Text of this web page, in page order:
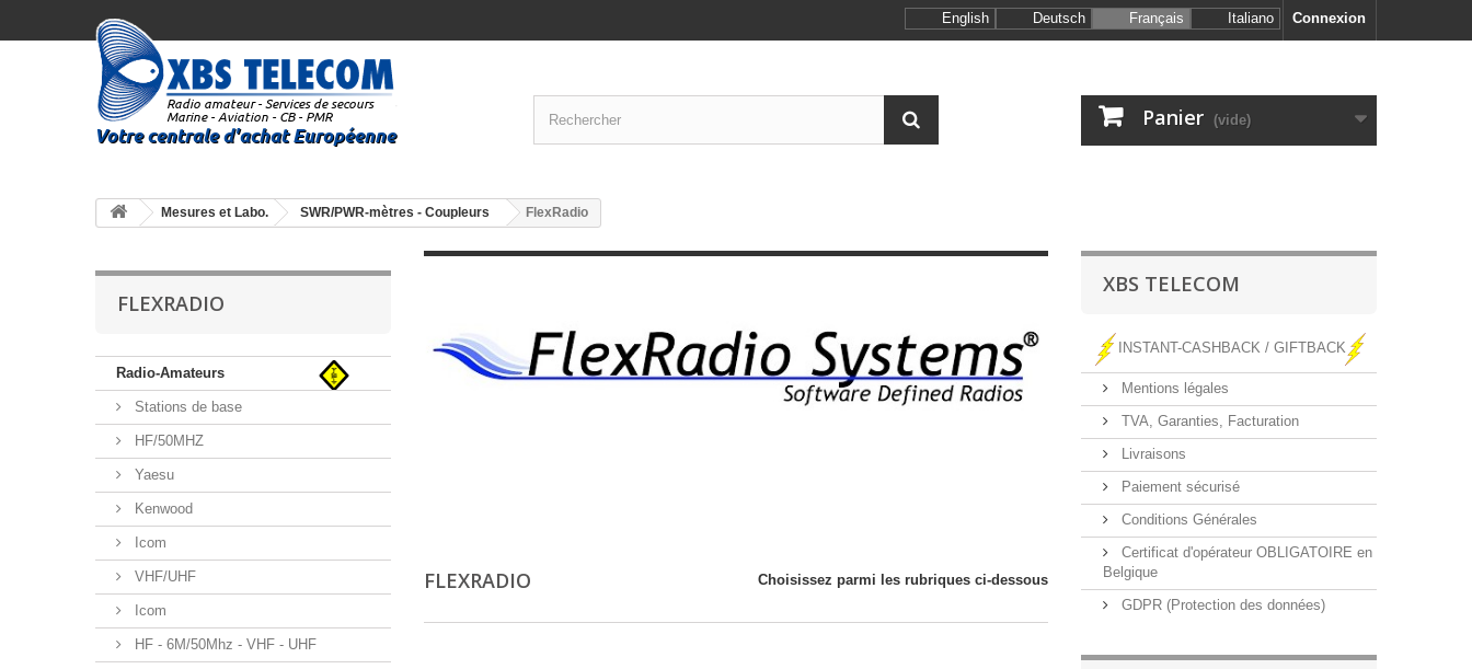
Connexion
English Deutsch Français Italiano
Panier (vide)
Mesures et Labo. SWR/PWR-mètres - Coupleurs FlexRadio
FLEXRADIO
Radio-Amateurs
Stations de base
HF/50MHZ
Yaesu
Kenwood
Icom
VHF/UHF
Icom
HF - 6M/50Mhz - VHF - UHF
FLEXRADIO Choisissez parmi les rubriques ci-dessous
XBS TELECOM
INSTANT-CASHBACK / GIFTBACK
Mentions légales
TVA, Garanties, Facturation
Livraisons
Paiement sécurisé
Conditions Générales
Certificat d'opérateur OBLIGATOIRE en
Belgique
GDPR (Protection des données)